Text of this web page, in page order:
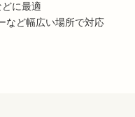
に最適
など幅広い場所で対応